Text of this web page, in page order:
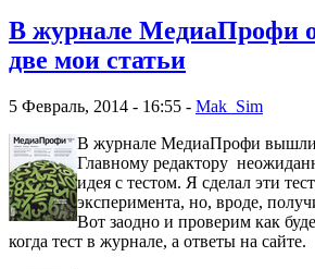
В журнале МедиаПрофи
две мои статьи
5 Февраль, 2014 - 16:55 - Mak_Sim
В журнале МедиаПрофи вышли
Главному редактору
идея с тестом. Я сделал эти
эксперимента, но, вроде,
Вот заодно и проверим как
когда тест в журнале, а ответы на сайте.